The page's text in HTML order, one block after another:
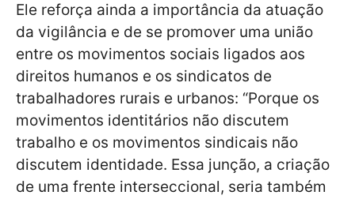
Ele reforça ainda a importância da atuação
da vigilância e de se promover uma união
entre os movimentos sociais ligados aos
direitos humanos e os sindicatos de
trabalhadores rurais e urbanos: “Porque os
movimentos identitários não discutem
trabalho e os movimentos sindicais não
discutem identidade. Essa junção, a criação
de uma frente interseccional, seria também